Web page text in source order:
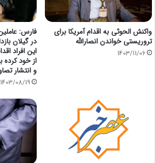
واکنش الحوثی به اقدام آمریکا برای
تروریستی خواندن انصارالله
1403/11/06
فارس:
در گیلان
این افراد
و انتشار
1403/08/19